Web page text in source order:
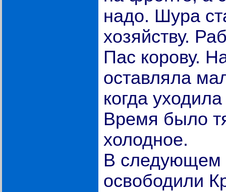
надо. Шура
хозяйству.
Пас корову.
оставляла
когда
Время было
холодное.
В следующем
освободили